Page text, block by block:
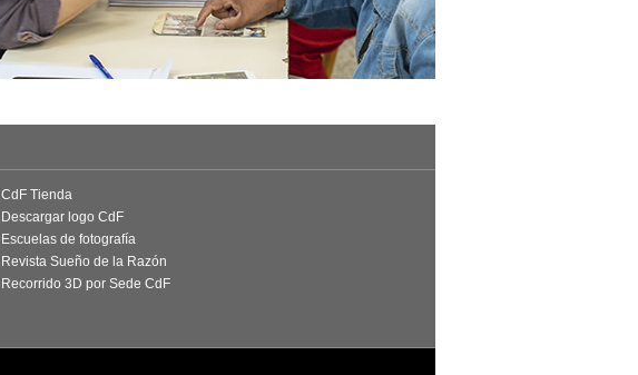
CdF Tienda
Descargar logo CdF
Escuelas de fotografía
Revista Sueño de la Razón
Recorrido 3D por Sede CdF